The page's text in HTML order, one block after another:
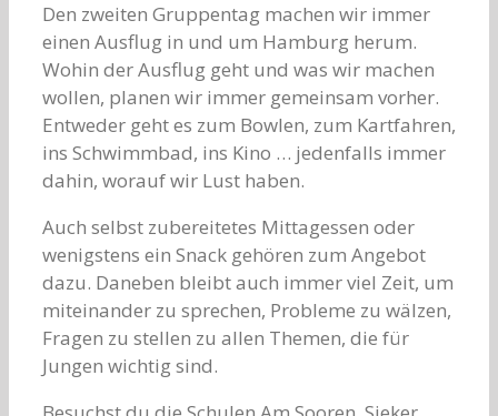
Den zweiten Gruppentag machen wir immer
einen Ausflug in und um Hamburg herum.
Wohin der Ausflug geht und was wir machen
wollen, planen wir immer gemeinsam vorher.
Entweder geht es zum Bowlen, zum Kartfahren,
ins Schwimmbad, ins Kino … jedenfalls immer
dahin, worauf wir Lust haben.
Auch selbst zubereitetes Mittagessen oder
wenigstens ein Snack gehören zum Angebot
dazu. Daneben bleibt auch immer viel Zeit, um
miteinander zu sprechen, Probleme zu wälzen,
Fragen zu stellen zu allen Themen, die für
Jungen wichtig sind.